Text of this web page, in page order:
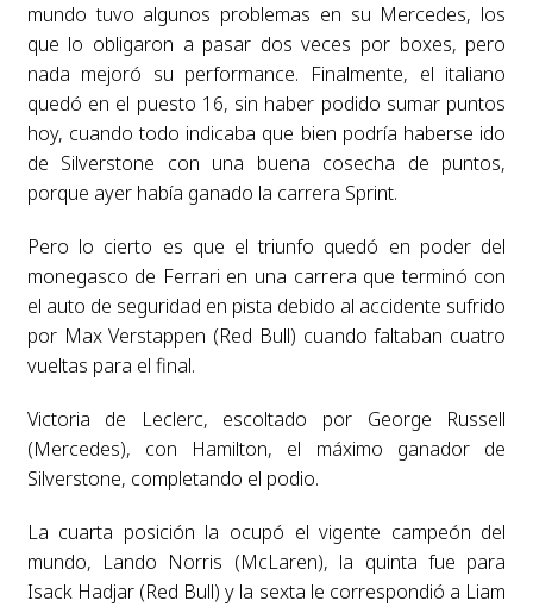
mundo tuvo algunos problemas en su Mercedes, los
que lo obligaron a pasar dos veces por boxes, pero
nada mejoró su performance. Finalmente, el italiano
quedó en el puesto 16, sin haber podido sumar puntos
hoy, cuando todo indicaba que bien podría haberse ido
de Silverstone con una buena cosecha de puntos,
porque ayer había ganado la carrera Sprint.
Pero lo cierto es que el triunfo quedó en poder del
monegasco de Ferrari en una carrera que terminó con
el auto de seguridad en pista debido al accidente sufrido
por Max Verstappen (Red Bull) cuando faltaban cuatro
vueltas para el final.
Victoria de Leclerc, escoltado por George Russell
(Mercedes), con Hamilton, el máximo ganador de
Silverstone, completando el podio.
La cuarta posición la ocupó el vigente campeón del
mundo, Lando Norris (McLaren), la quinta fue para
Isack Hadjar (Red Bull) y la sexta le correspondió a Liam